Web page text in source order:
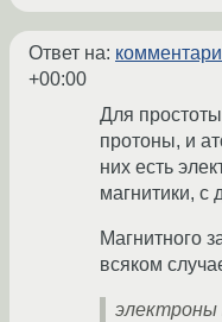
Ответ на:
+00:00
Для
протоны, и
них есть
магнитики,
Магнитного
всяком
электроны